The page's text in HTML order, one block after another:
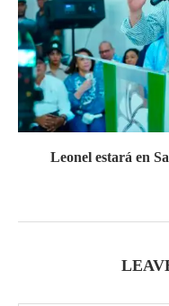
Leonel estará en